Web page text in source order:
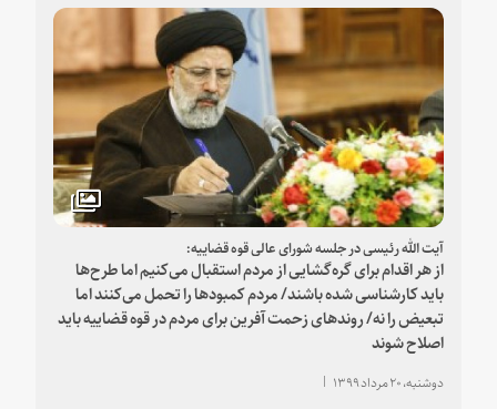
آیت الله رئیسی در جلسه شورای عالی قوه قضاییه:
از هر اقدام برای گره‌گشایی از مردم استقبال می‌کنیم اما طرح‌ها
باید کارشناسی شده باشند/ مردم کمبودها را تحمل می‌کنند اما
تبعیض را نه/ روندهای زحمت آفرین برای مردم در قوه قضاییه باید
اصلاح شوند
دوشنبه، ۲۰ مرداد ۱۳۹۹